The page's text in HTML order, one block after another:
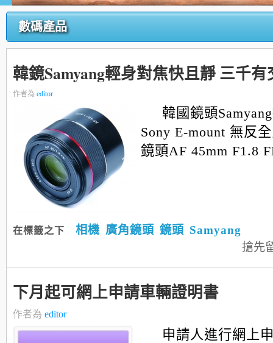
數碼產品
韓鏡Samyang輕身對焦快且靜 三千有
作者為 editor
韓國鏡頭
Sony E-mount 無反
鏡頭AF 45mm F1.8
在標籤之下 相機 廣角鏡頭 鏡頭 Samyang
搶先
下月起可網上申請車輛證明書
作者為 editor
申請人進行網上